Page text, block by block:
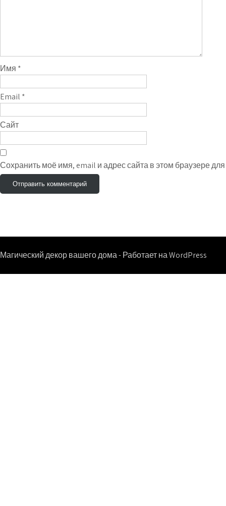
Имя *
Email *
Сайт
Сохранить моё имя, email и адрес сайта в этом браузере
Магический декор вашего дома - Работает на WordPress